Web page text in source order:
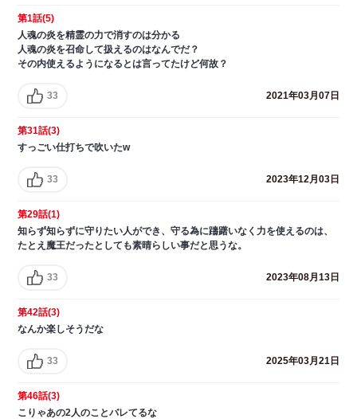
第1話(5)
人魂の炎を精霊の力で消すのは分かる
人魂の炎を召命して扱えるのはなんでだ？
その内使えるようになるとは言ってたけど何故？
33 2021年03月07日
第31話(3)
すっごい仕打ちで吹いたw
33 2023年12月03日
第29話(1)
知らず知らずに守りたい人ができ、守る為に躊躇いなく力を使えるのは、
たとえ魔王だったとしても素晴らしい事だと思うな。
33 2023年08月13日
第42話(3)
なんか楽しそうだな
33 2025年03月21日
第46話(3)
こりゃあの2人のことバレてるな